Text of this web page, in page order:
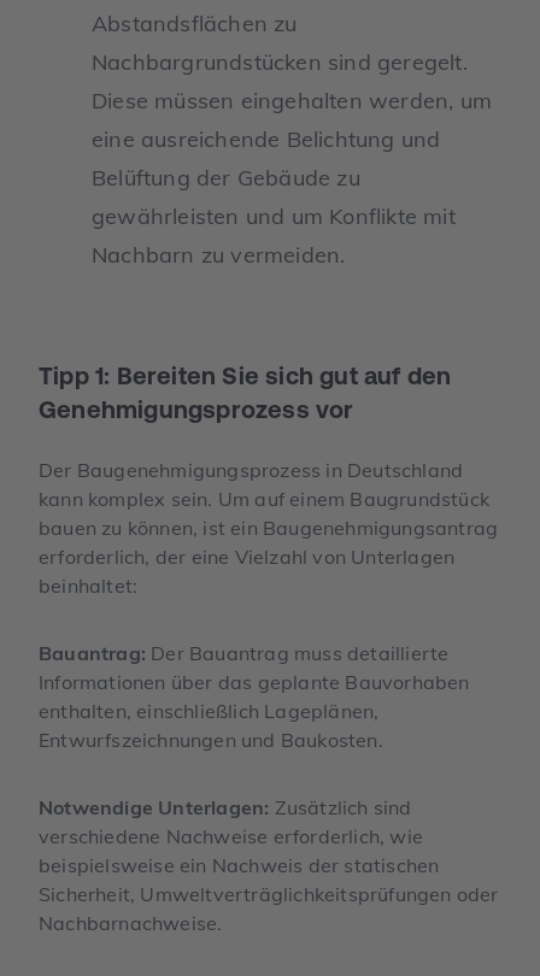
Abstandsflächen zu
Nachbargrundstücken sind geregelt.
Diese müssen eingehalten werden, um
eine ausreichende Belichtung und
Belüftung der Gebäude zu
gewährleisten und um Konflikte mit
Nachbarn zu vermeiden.
Tipp 1: Bereiten Sie sich gut auf den
Genehmigungsprozess vor
Der Baugenehmigungsprozess in Deutschland
kann komplex sein. Um auf einem Baugrundstück
bauen zu können, ist ein Baugenehmigungsantrag
erforderlich, der eine Vielzahl von Unterlagen
beinhaltet:
Bauantrag: Der Bauantrag muss detaillierte
Informationen über das geplante Bauvorhaben
enthalten, einschließlich Lageplänen,
Entwurfszeichnungen und Baukosten.
Notwendige Unterlagen: Zusätzlich sind
verschiedene Nachweise erforderlich, wie
beispielsweise ein Nachweis der statischen
Sicherheit, Umweltverträglichkeitsprüfungen oder
Nachbarnachweise.